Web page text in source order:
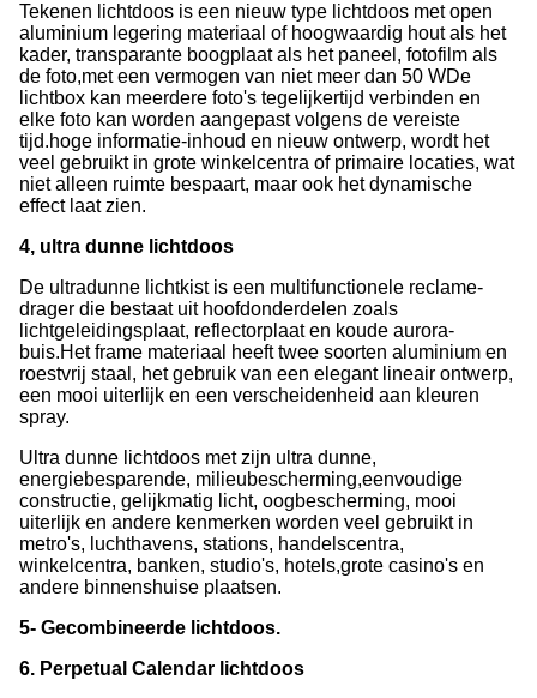
Tekenen lichtdoos is een nieuw type lichtdoos met open
aluminium legering materiaal of hoogwaardig hout als het
kader, transparante boogplaat als het paneel, fotofilm als
de foto,met een vermogen van niet meer dan 50 WDe
lichtbox kan meerdere foto's tegelijkertijd verbinden en
elke foto kan worden aangepast volgens de vereiste
tijd.hoge informatie-inhoud en nieuw ontwerp, wordt het
veel gebruikt in grote winkelcentra of primaire locaties, wat
niet alleen ruimte bespaart, maar ook het dynamische
effect laat zien.
4, ultra dunne lichtdoos
De ultradunne lichtkist is een multifunctionele reclame-
drager die bestaat uit hoofdonderdelen zoals
lichtgeleidingsplaat, reflectorplaat en koude aurora-
buis.Het frame materiaal heeft twee soorten aluminium en
roestvrij staal, het gebruik van een elegant lineair ontwerp,
een mooi uiterlijk en een verscheidenheid aan kleuren
spray.
Ultra dunne lichtdoos met zijn ultra dunne,
energiebesparende, milieubescherming,eenvoudige
constructie, gelijkmatig licht, oogbescherming, mooi
uiterlijk en andere kenmerken worden veel gebruikt in
metro's, luchthavens, stations, handelscentra,
winkelcentra, banken, studio's, hotels,grote casino's en
andere binnenshuise plaatsen.
5- Gecombineerde lichtdoos.
6. Perpetual Calendar lichtdoos